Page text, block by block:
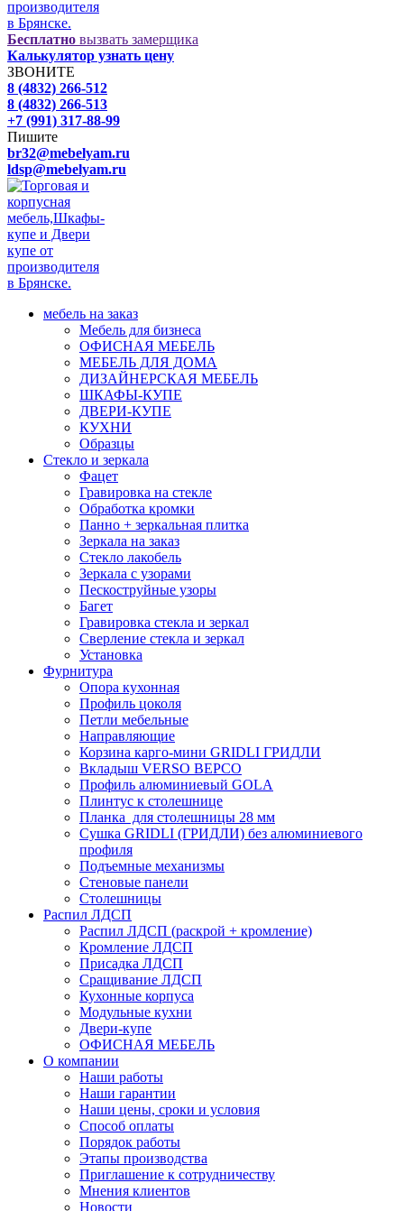
Бесплатно вызвать замерщика
Калькулятор узнать цену
ЗВОНИТЕ
8 (4832) 266-512
8 (4832) 266-513
+7 (991) 317-88-99
Пишите
br32@mebelyam.ru
ldsp@mebelyam.ru
мебель на заказ
Мебель для бизнеса
ОФИСНАЯ МЕБЕЛЬ
МЕБЕЛЬ ДЛЯ ДОМА
ДИЗАЙНЕРСКАЯ МЕБЕЛЬ
ШКАФЫ-КУПЕ
ДВЕРИ-КУПЕ
КУХНИ
Образцы
Стекло и зеркала
Фацет
Гравировка на стекле
Обработка кромки
Панно + зеркальная плитка
Зеркала на заказ
Стекло лакобель
Зеркала с узорами
Пескоструйные узоры
Багет
Гравировка стекла и зеркал
Сверление стекла и зеркал
Установка
Фурнитура
Опора кухонная
Профиль цоколя
Петли мебельные
Направляющие
Корзина карго-мини GRIDLI ГРИДЛИ
Вкладыш VERSO ВЕРСО
Профиль алюминиевый GOLA
Плинтус к столешнице
Планка для столешницы 28 мм
Сушка GRIDLI (ГРИДЛИ) без алюминиевого
профиля
Подъемные механизмы
Стеновые панели
Столешницы
Распил ЛДСП
Распил ЛДСП (раскрой + кромление)
Кромление ЛДСП
Присадка ЛДСП
Сращивание ЛДСП
Кухонные корпуса
Модульные кухни
Двери-купе
ОФИСНАЯ МЕБЕЛЬ
О компании
Наши работы
Наши гарантии
Наши цены, сроки и условия
Способ оплаты
Порядок работы
Этапы производства
Приглашение к сотрудничеству
Мнения клиентов
Новости